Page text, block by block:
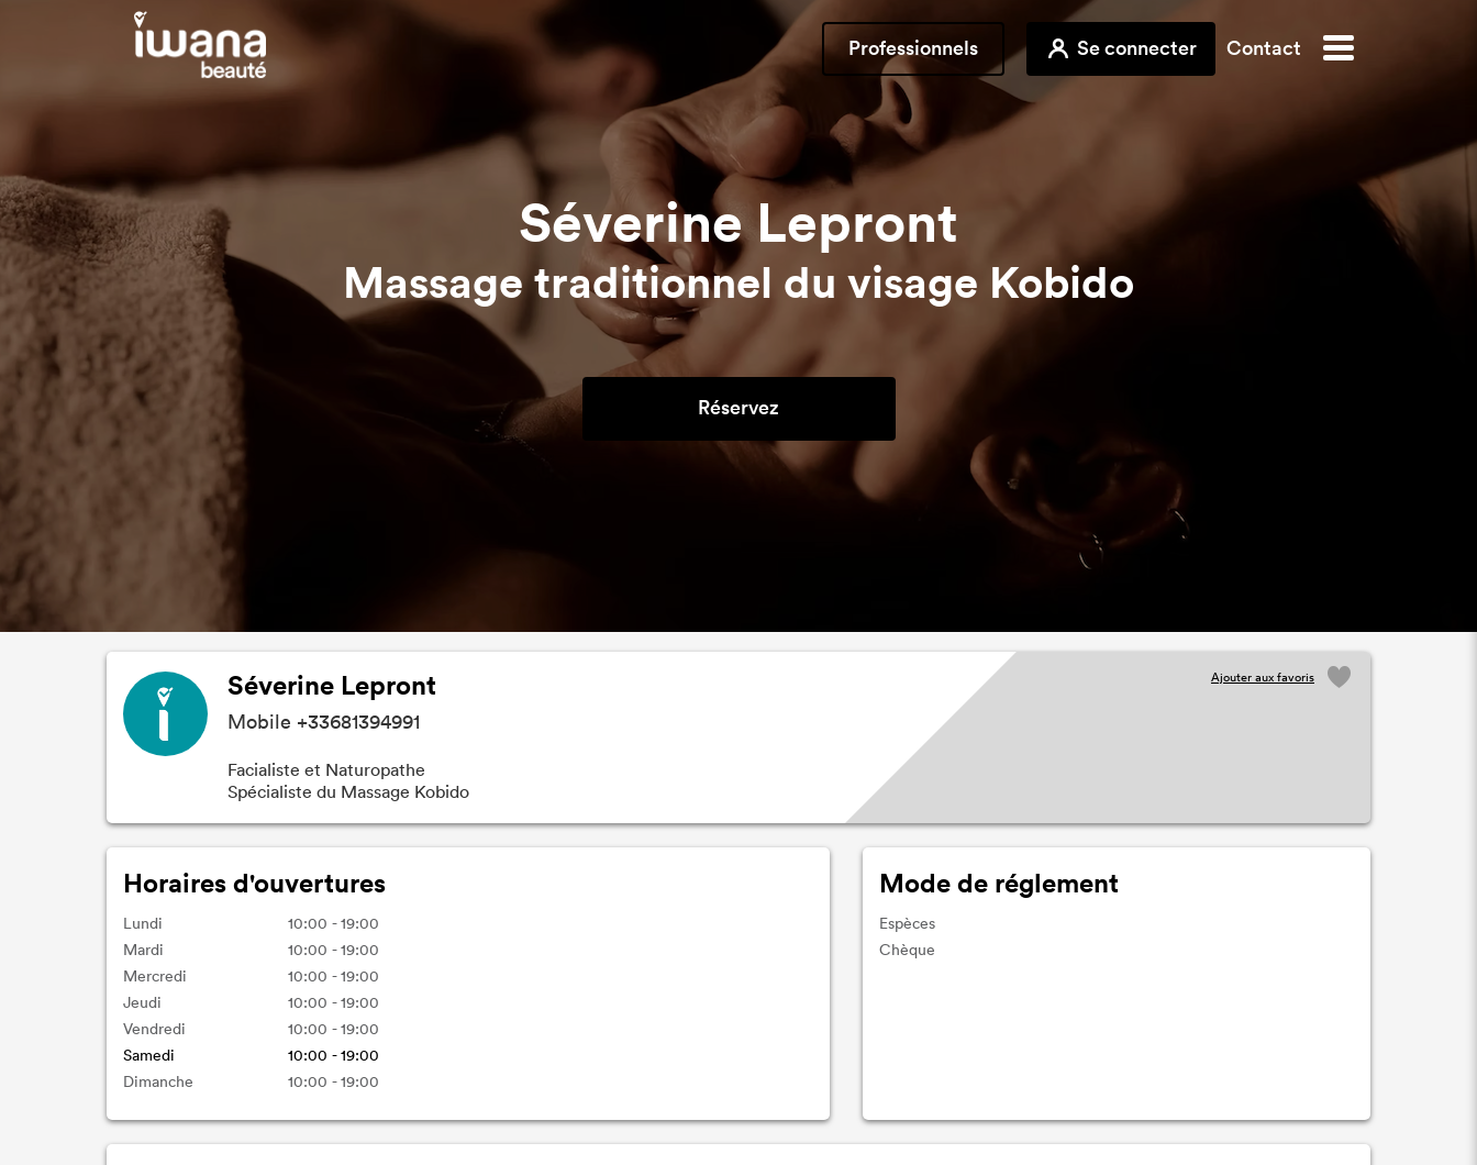
Professionnels Se connecter Contact
Séverine Lepront
Massage traditionnel du visage Kobido
Réservez
Séverine Lepront
Mobile +33681394991
Facialiste et Naturopathe
Spécialiste du Massage Kobido
Ajouter aux favoris
Horaires d'ouvertures
Lundi
10:00 - 19:00
Mardi
10:00 - 19:00
Mercredi
10:00 - 19:00
Jeudi
10:00 - 19:00
Vendredi
10:00 - 19:00
Samedi
10:00 - 19:00
Dimanche
10:00 - 19:00
Mode de réglement
Espèces
Chèque